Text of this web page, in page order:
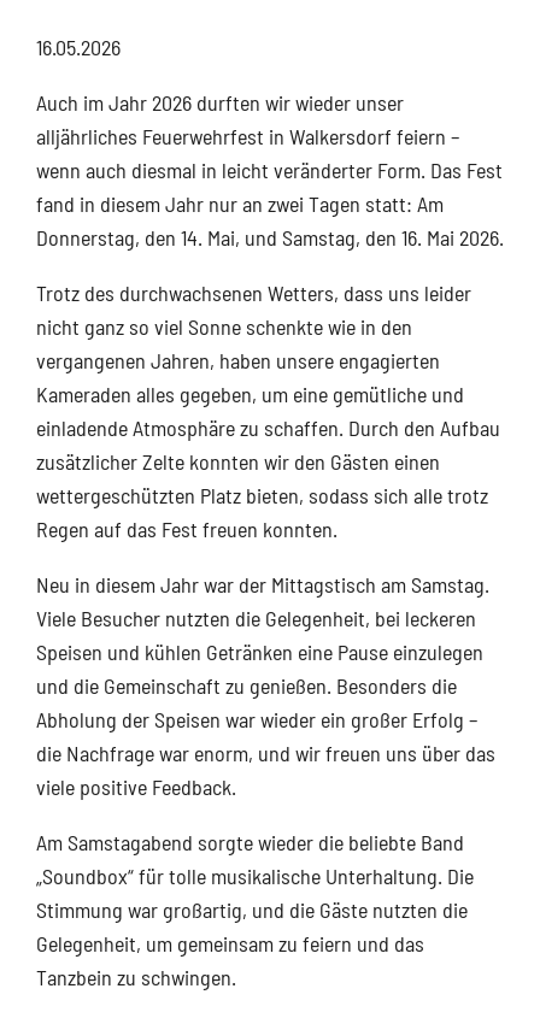
16.05.2026
Auch im Jahr 2026 durften wir wieder unser
alljährliches Feuerwehrfest in Walkersdorf feiern –
wenn auch diesmal in leicht veränderter Form. Das Fest
fand in diesem Jahr nur an zwei Tagen statt: Am
Donnerstag, den 14. Mai, und Samstag, den 16. Mai 2026.
Trotz des durchwachsenen Wetters, dass uns leider
nicht ganz so viel Sonne schenkte wie in den
vergangenen Jahren, haben unsere engagierten
Kameraden alles gegeben, um eine gemütliche und
einladende Atmosphäre zu schaffen. Durch den Aufbau
zusätzlicher Zelte konnten wir den Gästen einen
wettergeschützten Platz bieten, sodass sich alle trotz
Regen auf das Fest freuen konnten.
Neu in diesem Jahr war der Mittagstisch am Samstag.
Viele Besucher nutzten die Gelegenheit, bei leckeren
Speisen und kühlen Getränken eine Pause einzulegen
und die Gemeinschaft zu genießen. Besonders die
Abholung der Speisen war wieder ein großer Erfolg –
die Nachfrage war enorm, und wir freuen uns über das
viele positive Feedback.
Am Samstagabend sorgte wieder die beliebte Band
„Soundbox“ für tolle musikalische Unterhaltung. Die
Stimmung war großartig, und die Gäste nutzten die
Gelegenheit, um gemeinsam zu feiern und das
Tanzbein zu schwingen.